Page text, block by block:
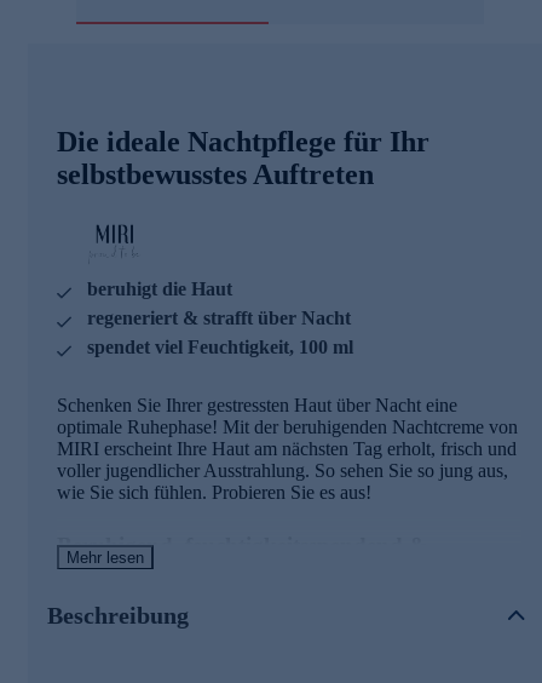
Die ideale Nachtpflege für Ihr
selbstbewusstes Auftreten
beruhigt die Haut
regeneriert & strafft über Nacht
spendet viel Feuchtigkeit, 100 ml
Schenken Sie Ihrer gestressten Haut über Nacht eine
optimale Ruhephase! Mit der beruhigenden Nachtcreme von
MIRI erscheint Ihre Haut am nächsten Tag erholt, frisch und
voller jugendlicher Ausstrahlung. So sehen Sie so jung aus,
wie Sie sich fühlen. Probieren Sie es aus!
Beruhigend, feuchtigkeitsspendend &
straffend
In der Formel sind x-linked Hyaluronsäure, Tigergrasextrakt
Mehr lesen
Beschreibung